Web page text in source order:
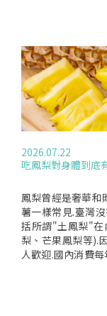
杏仁醬；光是把
說,吃進的熱量有
方式也不同.哈佛
表示,基因會讓不同
睡好,都可能改變
子吃下相同的食物
重的人該怎麼辦？
量.應重視"飲食品
應該把重心放在"
多攝取富含纖維
緻、更成熟的方式
裝上的數字甚至可
重只是一道單純的
1)
共有13,211名
他妊娠期高血壓疾
斷代碼進行識別.研
的中位追蹤時間為
良妊娠經驗.首次
齡為62歲.作者指
AD更容易在老年時
的臨床記錄驗證
間可用,以及門診
究結果可能不適用
edicine雜誌編譯
dicine(2026.06.21)
指出,環境因素同
伯來大學公共衛生
認為男性生殖健康
足.數據顯示這段
1%以上.這絕非偶
的衰退趨勢."這項
因"的長期學術辯
度關注.倫敦帝國
表示,這次的最新
底信服.我確實認
已經持續了一相
合分析(Meta-
每項研究至少包含
至2019年間,來自
據合併後,整體跌
2026.07.22
吃鳳梨對身體到底
鳳梨曾經是奢華和
薯一樣常見.臺灣
括所謂"土鳳梨"在
梨、芒果鳳梨等).
人歡迎.國內消費
與皮膚健康,同時